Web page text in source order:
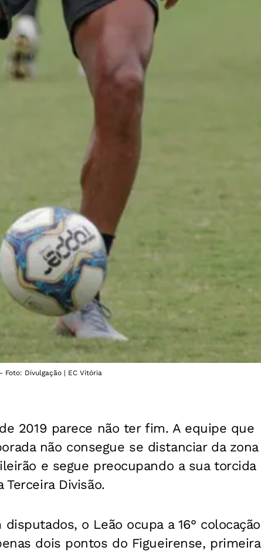
Foto: Divulgação | EC Vitória
2019 parece não ter fim. A equipe que
não consegue se distanciar da zona
e segue preocupando a sua torcida
Divisão.
o Leão ocupa a 16° colocação
dois pontos do Figueirense, primeira